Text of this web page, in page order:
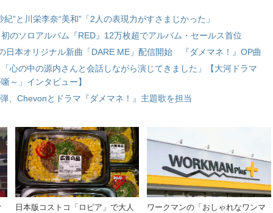
紀”と川栄李奈“美和”「2人の表現力がすさまじかった」
初のソロアルバム『RED』12万枚超でアルバム・セールス首位
日本オリジナル新曲「DARE ME」配信開始 『ダメマネ！』OP曲
心の中の源内さんと会話しながら演じてきました」【大河ドラマ
～」インタビュー】
、Chevonとドラマ『ダメマネ！』主題歌を担当